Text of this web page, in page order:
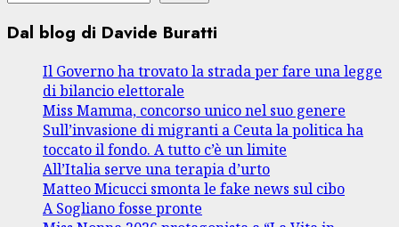
Dal blog di Davide Buratti
Il Governo ha trovato la strada per fare una legge
di bilancio elettorale
Miss Mamma, concorso unico nel suo genere
Sull’invasione di migranti a Ceuta la politica ha
toccato il fondo. A tutto c’è un limite
All’Italia serve una terapia d’urto
Matteo Micucci smonta le fake news sul cibo
A Sogliano fosse pronte